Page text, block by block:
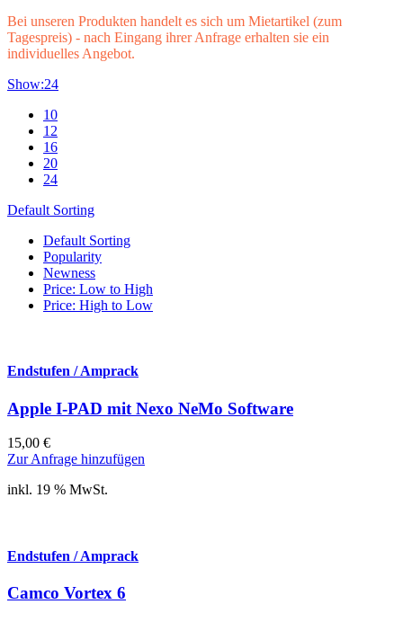
Bei unseren Produkten handelt es sich um Mietartikel (zum
Tagespreis) - nach Eingang ihrer Anfrage erhalten sie ein
individuelles Angebot.
Show:24
10
12
16
20
24
Default Sorting
Default Sorting
Popularity
Newness
Price: Low to High
Price: High to Low
Endstufen / Amprack
Apple I-PAD mit Nexo NeMo Software
15,00 €
Zur Anfrage hinzufügen
inkl. 19 % MwSt.
Endstufen / Amprack
Camco Vortex 6